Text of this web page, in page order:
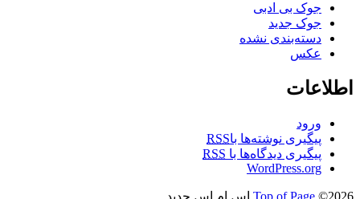
جوک بی ادبی
جوک جدید
دسته‌بندی نشده
عکس
اطلاعات
ورود
پیگیری نوشته‌ها باRSS
پیگیری دیدگاه‌ها با RSS
WordPress.org
Top of Page ©2026 اس ام اس جدید